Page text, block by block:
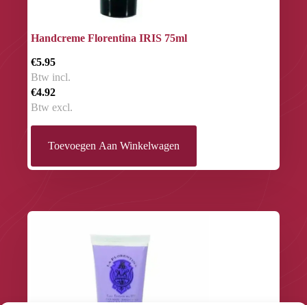
Handcreme Florentina IRIS 75ml
€5.95
Btw incl.
€4.92
Btw excl.
Toevoegen Aan Winkelwagen